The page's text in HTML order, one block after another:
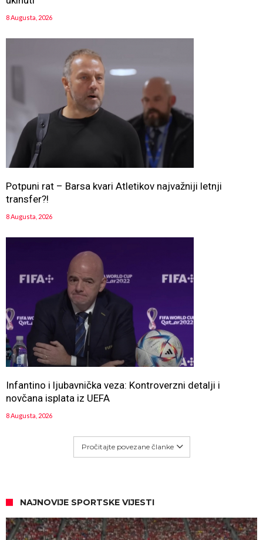
8 Augusta, 2026
Potpuni rat – Barsa kvari Atletikov najvažniji letnji
transfer?!
8 Augusta, 2026
Infantino i ljubavnička veza: Kontroverzni detalji i
novčana isplata iz UEFA
8 Augusta, 2026
Pročitajte povezane članke
NAJNOVIJE SPORTSKE VIJESTI